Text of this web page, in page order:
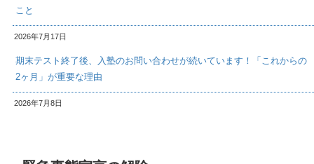
こと
2026年7月17日
期末テスト終了後、入塾のお問い合わせが続いています！「これからの
2ヶ月」が重要な理由
2026年7月8日